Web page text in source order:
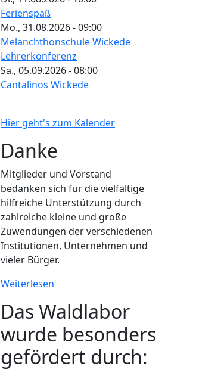
Ferienspaß
Mo., 31.08.2026 - 09:00
Melanchthonschule Wickede
Lehrerkonferenz
Sa., 05.09.2026 - 08:00
Cantalinos Wickede
Hier geht's zum Kalender
Danke
Mitglieder und Vorstand
bedanken sich für die vielfältige
hilfreiche Unterstützung durch
zahlreiche kleine und große
Zuwendungen der verschiedenen
Institutionen, Unternehmen und
vieler Bürger.
Weiterlesen
Das Waldlabor
wurde besonders
gefördert durch: